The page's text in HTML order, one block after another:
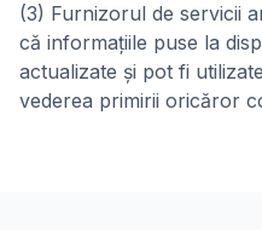
(3) Furnizorul de servicii
că informațiile puse la
actualizate și pot fi
vederea primirii oricăror